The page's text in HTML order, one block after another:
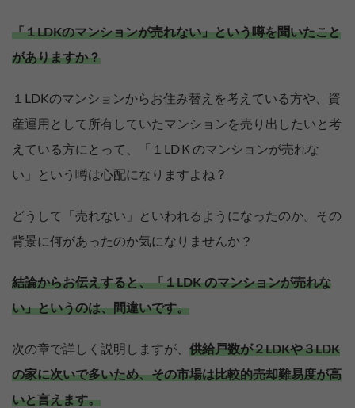
「１LDKのマンションが売れない」という噂を聞いたこと
がありますか？
１LDKのマンションからお住み替えを考えている方や、資
産運用として所有していたマンションを売り出したいと考
えている方にとって、「１LDＫのマンションが売れな
い」という噂は心配になりますよね？
どうして「売れない」といわれるようになったのか。その
背景に何があったのか気になりませんか？
結論からお伝えすると、「１LDK のマンションが売れな
い」というのは、間違いです。
次の章で詳しく説明しますが、 供給戸数が２LDKや３LDK
の家に次いで多いため、その市場は比較的売却難易度が高
いと言えます。